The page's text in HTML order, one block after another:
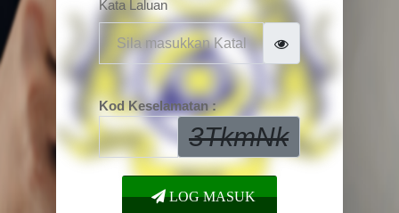
Kata Laluan
Kod Keselamatan :
3TkmNk
LOG MASUK